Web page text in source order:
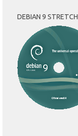
DEBIAN 9 STRETCH